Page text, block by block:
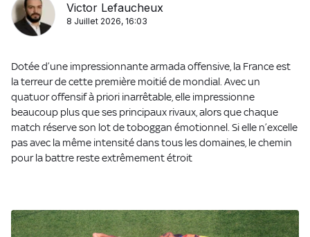
Victor Lefaucheux
8 Juillet 2026, 16:03
Dotée d’une impressionnante armada offensive, la France est
la terreur de cette première moitié de mondial. Avec un
quatuor offensif à priori inarrêtable, elle impressionne
beaucoup plus que ses principaux rivaux, alors que chaque
match réserve son lot de toboggan émotionnel. Si elle n’excelle
pas avec la même intensité dans tous les domaines, le chemin
pour la battre reste extrêmement étroit